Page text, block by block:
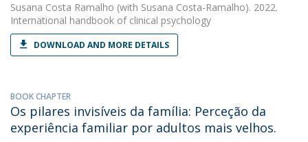
Susana Costa Ramalho (with Susana Costa-Ramalho). 2022.
International handbook of clinical psychology
DOWNLOAD AND MORE DETAILS
BOOK CHAPTER
Os pilares invisíveis da família: Perceção da
experiência familiar por adultos mais velhos.